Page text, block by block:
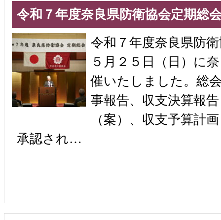
令和７年度奈良県防衛協会定期総
令和７年度奈良県防
５月２５日（日）に
催いたしました。総
事報告、収支決算報
（案）、収支予算計
承認され…